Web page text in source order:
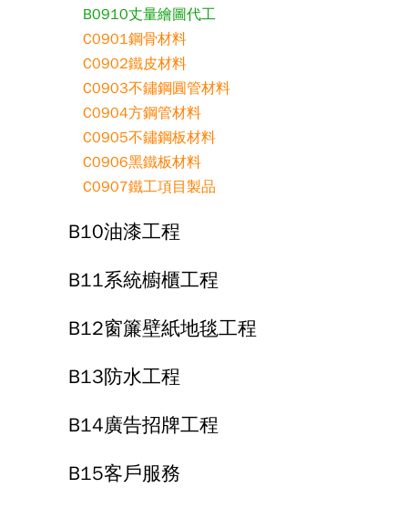
B0910丈量繪圖代工
C0901鋼骨材料
C0902鐵皮材料
C0903不鏽鋼圓管材料
C0904方鋼管材料
C0905不鏽鋼板材料
C0906黑鐵板材料
C0907鐵工項目製品
B10油漆工程
B11系統櫥櫃工程
B12窗簾壁紙地毯工程
B13防水工程
B14廣告招牌工程
B15客戶服務